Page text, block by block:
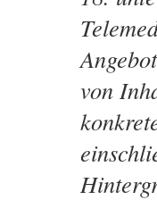
von